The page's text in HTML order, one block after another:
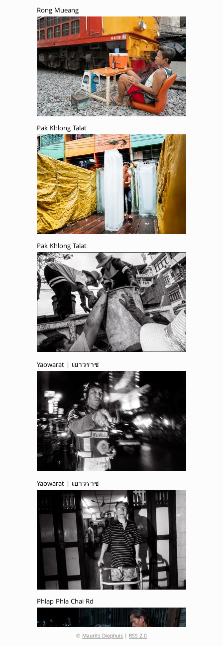
Rong Mueang
Pak Khlong Talat
Pak Khlong Talat
Yaowarat | เยาวราช
Yaowarat | เยาวราช
Phlap Phla Chai Rd
© Maurits Diephuis | RSS 2.0